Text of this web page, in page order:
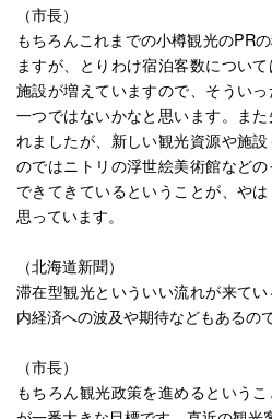
（市長）
もちろんこれまでの小樽観光のPR
ますが、とりわけ宿泊客数につい
施設が増えていますので、そうい
一つではないかなと思います。ま
れましたが、新しい観光資源や施
のではニトリの浮世絵美術館など
できてきているということが、や
思っています。
（北海道新聞）
滞在型観光といういい流れが来て
内経済への波及や期待などもあるの
（市長）
もちろん観光政策を進めるという